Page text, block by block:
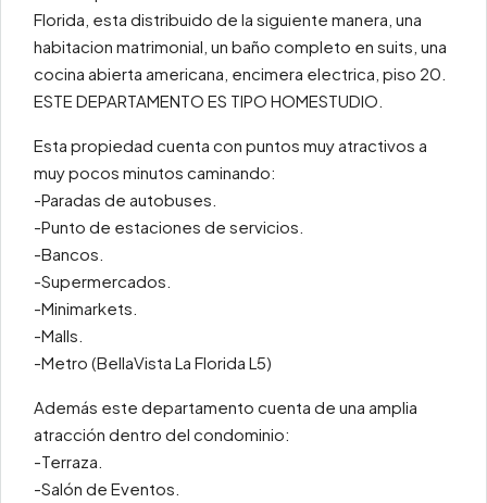
Florida, esta distribuido de la siguiente manera, una
habitacion matrimonial, un baño completo en suits, una
cocina abierta americana, encimera electrica, piso 20.
ESTE DEPARTAMENTO ES TIPO HOMESTUDIO.
Esta propiedad cuenta con puntos muy atractivos a
muy pocos minutos caminando:
-Paradas de autobuses.
-Punto de estaciones de servicios.
-Bancos.
-Supermercados.
-Minimarkets.
-Malls.
-Metro (BellaVista La Florida L5)
Además este departamento cuenta de una amplia
atracción dentro del condominio:
-Terraza.
-Salón de Eventos.